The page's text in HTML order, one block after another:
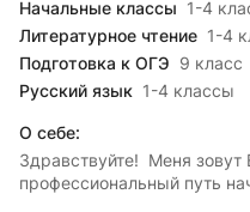
Начальные классы 1-4
Литературное чтение 1-4
Подготовка к ОГЭ 9 класс
Русский язык 1-4 классы
О себе:
Здравствуйте! Меня зовут
профессиональный путь